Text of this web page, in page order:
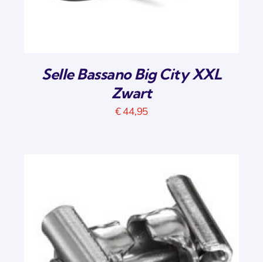
Selle Bassano Big City XXL
Zwart
€44,95